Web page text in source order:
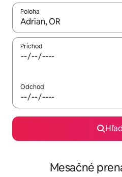
Poloha
Keď budú výsledky k
Príchod
Odchod
Mesačné